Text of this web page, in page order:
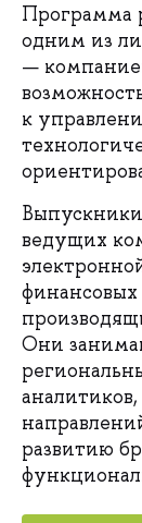
Программа
одним из
—
к
ведущих
Они
развитию